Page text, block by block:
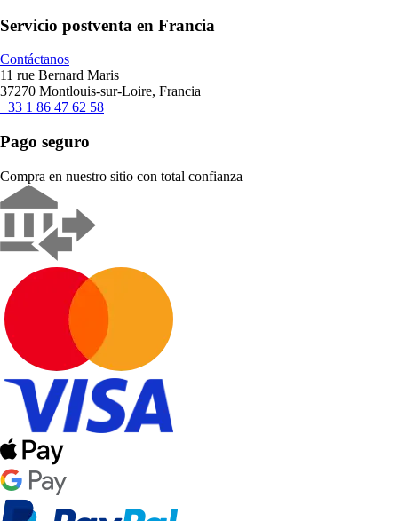
Servicio postventa en Francia
Contáctanos
11 rue Bernard Maris
37270 Montlouis-sur-Loire, Francia
+33 1 86 47 62 58
Pago seguro
Compra en nuestro sitio con total confianza